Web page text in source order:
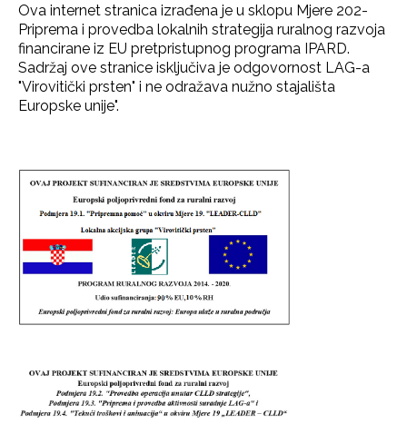
Ova internet stranica izrađena je u sklopu Mjere 202-
Priprema i provedba lokalnih strategija ruralnog razvoja
financirane iz EU pretpristupnog programa IPARD.
Sadržaj ove stranice isključiva je odgovornost LAG-a
"Virovitički prsten" i ne odražava nužno stajališta
Europske unije".